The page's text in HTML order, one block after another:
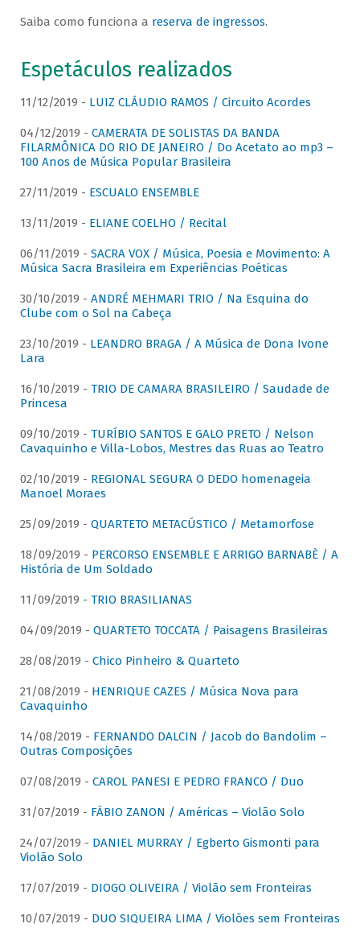
Saiba como funciona a reserva de ingressos.
Espetáculos realizados
11/12/2019 - LUIZ CLÁUDIO RAMOS / Circuito Acordes
04/12/2019 - CAMERATA DE SOLISTAS DA BANDA
FILARMÔNICA DO RIO DE JANEIRO / Do Acetato ao mp3 –
100 Anos de Música Popular Brasileira
27/11/2019 - ESCUALO ENSEMBLE
13/11/2019 - ELIANE COELHO / Recital
06/11/2019 - SACRA VOX / Música, Poesia e Movimento: A
Música Sacra Brasileira em Experiências Poéticas
30/10/2019 - ANDRÉ MEHMARI TRIO / Na Esquina do
Clube com o Sol na Cabeça
23/10/2019 - LEANDRO BRAGA / A Música de Dona Ivone
Lara
16/10/2019 - TRIO DE CAMARA BRASILEIRO / Saudade de
Princesa
09/10/2019 - TURÍBIO SANTOS E GALO PRETO / Nelson
Cavaquinho e Villa-Lobos, Mestres das Ruas ao Teatro
02/10/2019 - REGIONAL SEGURA O DEDO homenageia
Manoel Moraes
25/09/2019 - QUARTETO METACÚSTICO / Metamorfose
18/09/2019 - PERCORSO ENSEMBLE E ARRIGO BARNABÈ / A
História de Um Soldado
11/09/2019 - TRIO BRASILIANAS
04/09/2019 - QUARTETO TOCCATA / Paisagens Brasileiras
28/08/2019 - Chico Pinheiro & Quarteto
21/08/2019 - HENRIQUE CAZES / Música Nova para
Cavaquinho
14/08/2019 - FERNANDO DALCIN / Jacob do Bandolim –
Outras Composições
07/08/2019 - CAROL PANESI E PEDRO FRANCO / Duo
31/07/2019 - FÁBIO ZANON / Américas – Violão Solo
24/07/2019 - DANIEL MURRAY / Egberto Gismonti para
Violão Solo
17/07/2019 - DIOGO OLIVEIRA / Violão sem Fronteiras
10/07/2019 - DUO SIQUEIRA LIMA / Violões sem Fronteiras